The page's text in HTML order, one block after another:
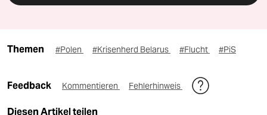
Themen #Polen #Krisenherd Belarus #Flucht #PiS
Feedback Kommentieren Fehlerhinweis
Diesen Artikel teilen